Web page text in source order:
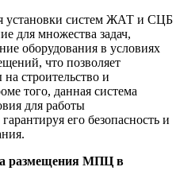
установки систем ЖАТ и СЦБ
для множества задач,
оборудования в условиях
что позволяет
на строительство и
того, данная система
для работы
его безопасность и
размещения МПЦ в